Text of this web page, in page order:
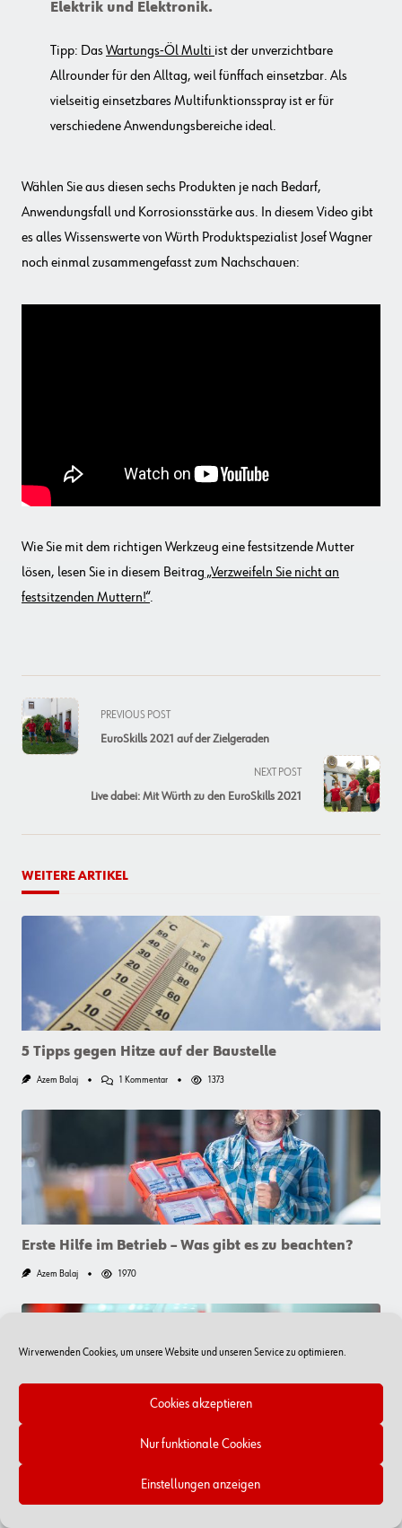
Wir verwenden Cookies, um unsere Website und unseren Service zu optimieren.
Cookies akzeptieren
Nur funktionale Cookies
Einstellungen anzeigen
Elektrik und Elektronik.
Tipp: DasWartungs-Öl Multi ist der unverzichtbare
Allrounder für den Alltag, weil fünffach einsetzbar. Als
vielseitig einsetzbares Multifunktionsspray ist er für
verschiedene Anwendungsbereiche ideal.
Wählen Sie aus diesen sechs Produkten je nach Bedarf,
Anwendungsfall und Korrosionsstärke aus. In diesem Video gibt
es alles Wissenswerte von Würth Produktspezialist Josef Wagner
noch einmal zusammengefasst zum Nachschauen:
Wie Sie mit dem richtigen Werkzeug eine festsitzende Mutter
lösen, lesen Sie in diesem Beitrag „Verzweifeln Sie nicht an
festsitzenden Muttern!“.
<span
class="nav-
subtitle
PREVIOUS POST
EuroSkills 2021 auf der Zielgeraden
NEXT POST
Live dabei: Mit Würth zu den EuroSkills 2021
WEITERE ARTIKEL
5 Tipps gegen Hitze auf der Baustelle
Azem Balaj 1 KommentarZu
Der
Baustelle
1373
Erste Hilfe im Betrieb – Was gibt es zu beachten?
Azem Balaj 1970
Gefahrstoffmanagement: Wie Sie in Ihrem Betrieb
für Sicherheit sorgen
1503